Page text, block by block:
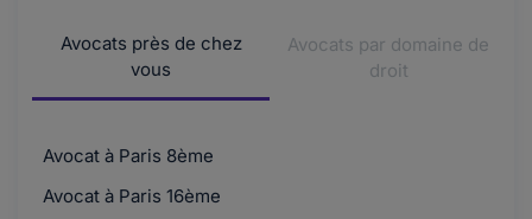
Pensez à poser vos questions sur le forum et
non ici.Sur le forum vous avez des modérate...
Lire plus
le 20-07-2016
Avocats près de chez
vous
Avocats par domaine de
droit
Avocat à Paris 8ème
Avocat à Paris 16ème